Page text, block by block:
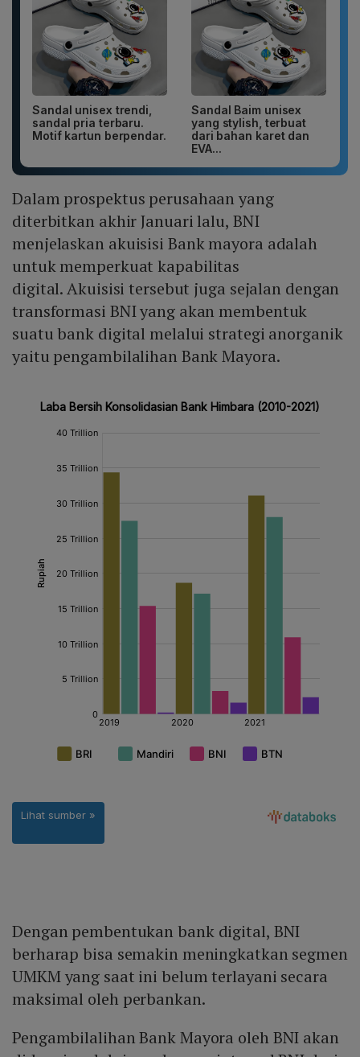
Sandal unisex trendi,
sandal pria terbaru.
Motif kartun berpendar.
Sandal Baim unisex
yang stylish, terbuat
dari bahan karet dan
EVA...
Dalam prospektus perusahaan yang
diterbitkan akhir Januari lalu, BNI
menjelaskan akuisisi Bank mayora adalah
untuk memperkuat kapabilitas
digital. Akuisisi tersebut juga sejalan dengan
transformasi BNI yang akan membentuk
suatu bank digital melalui strategi anorganik
yaitu pengambilalihan Bank Mayora.
Dengan pembentukan bank digital, BNI
berharap bisa semakin meningkatkan segmen
UMKM yang saat ini belum terlayani secara
maksimal oleh perbankan.
Pengambilalihan Bank Mayora oleh BNI akan